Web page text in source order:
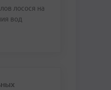
лосося на
вод